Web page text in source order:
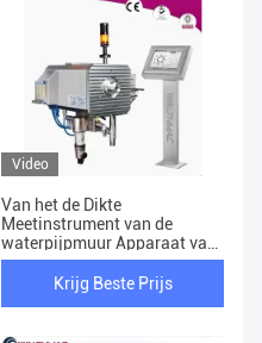
Video
Van het de Dikte
Meetinstrument van de
waterpijpmuur Apparaat van
de de Diktemeting het Online
UltrasoneKrijg Beste Prijs